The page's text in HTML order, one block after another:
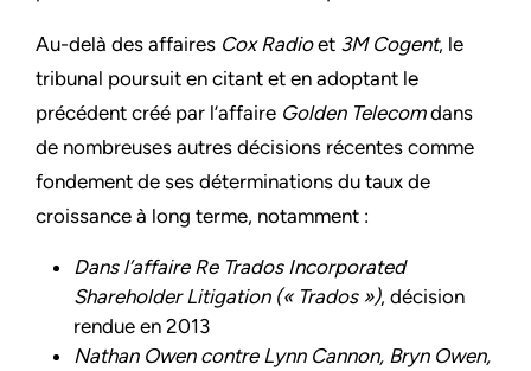
Au-delà des affaires Cox Radioet 3M Cogent, le
tribunal poursuit en citant et en adoptant le
précédent créé par l’affaire Golden Telecomdans
de nombreuses autres décisions récentes comme
fondement de ses déterminations du taux de
croissance à long terme, notamment :
Dans l’affaire Re Trados Incorporated
Shareholder Litigation (« Trados »), décision
rendue en 2013
Nathan Owen contre Lynn Cannon, Bryn Owen,